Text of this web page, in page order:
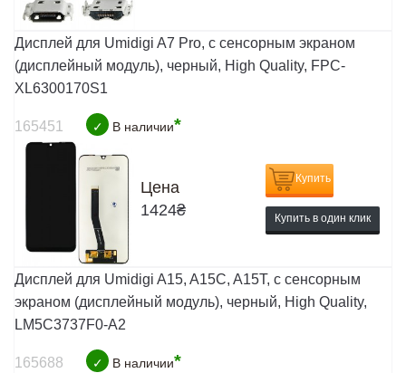
Дисплей для Umidigi A7 Pro, с сенсорным экраном
(дисплейный модуль), черный, High Quality, FPC-
XL6300170S1
165451 ✓ В наличии*
Цена
1424₴
Купить
Купить в один клик
Дисплей для Umidigi A15, A15C, A15T, с сенсорным
экраном (дисплейный модуль), черный, High Quality,
LM5C3737F0-A2
165688 ✓ В наличии*